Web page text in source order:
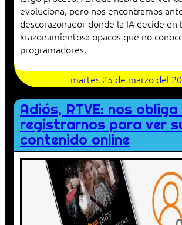
evoluciona, pero nos encontramos
descorazonador donde la IA decide en
«razonamientos» opacos que no
programadores.
martes 25 de marzo del
Adiós, RTVE: nos obliga
registrarnos para ver
contenido online